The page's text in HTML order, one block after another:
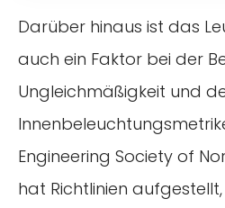
Darüber hinaus ist das
auch ein Faktor bei der
Ungleichmäßigkeit und
Engineering Society of
hat Richtlinien